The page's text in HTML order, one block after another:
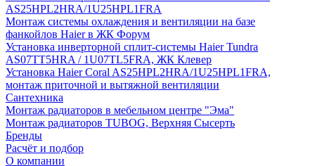
AS25HPL2HRA/1U25HPL1FRA
Монтаж системы охлаждения и вентиляции на базе
фанкойлов Haier в ЖК Форум
Установка инверторной сплит-системы Haier Tundra
AS07TT5HRA / 1U07TL5FRA, ЖК Клевер
Установка Haier Coral AS25HPL2HRA/1U25HPL1FRA,
монтаж приточной и вытяжной вентиляции
Сантехника
Монтаж радиаторов в мебельном центре "Эма"
Монтаж радиаторов TUBOG, Верхняя Сысерть
Бренды
Расчёт и подбор
О компании